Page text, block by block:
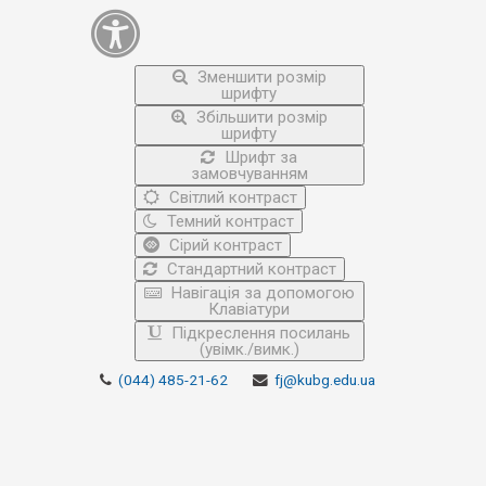
Зменшити розмір
шрифту
Збільшити розмір
шрифту
Шрифт за
замовчуванням
Світлий контраст
Темний контраст
Сірий контраст
Стандартний контраст
Навігація за допомогою
Клавіатури
Підкреслення посилань
(увімк./вимк.)
(044) 485-21-62 fj@kubg.edu.ua